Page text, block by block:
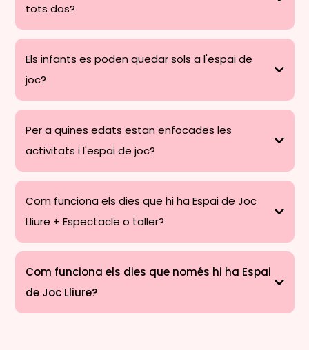
tots dos?
Els infants es poden quedar sols a l'espai de
joc?
Per a quines edats estan enfocades les
activitats i l'espai de joc?
Com funciona els dies que hi ha Espai de Joc
Lliure + Espectacle o taller?
Com funciona els dies que només hi ha Espai
de Joc Lliure?